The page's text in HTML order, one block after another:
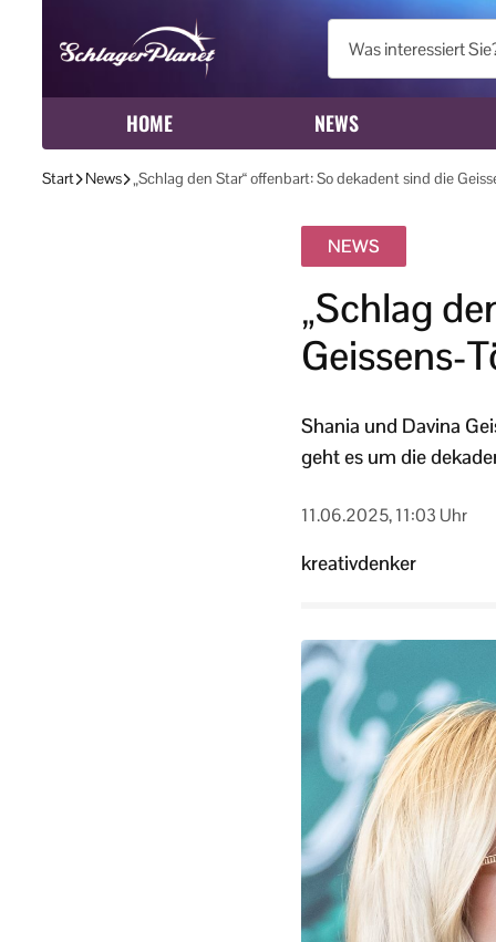
HOME NEWS
Start News „Schlag den Star“ offenbart: So dekadent sind die
NEWS
„Schlag
Geissens-
Shania und Davina
geht es um die
11.06.2025, 11:03 Uhr
kreativdenker